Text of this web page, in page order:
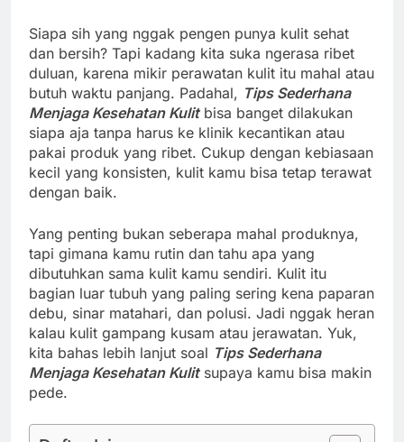
Siapa sih yang nggak pengen punya kulit sehat
dan bersih? Tapi kadang kita suka ngerasa ribet
duluan, karena mikir perawatan kulit itu mahal atau
butuh waktu panjang. Padahal, Tips Sederhana
Menjaga Kesehatan Kulitbisa banget dilakukan
siapa aja tanpa harus ke klinik kecantikan atau
pakai produk yang ribet. Cukup dengan kebiasaan
kecil yang konsisten, kulit kamu bisa tetap terawat
dengan baik.
Yang penting bukan seberapa mahal produknya,
tapi gimana kamu rutin dan tahu apa yang
dibutuhkan sama kulit kamu sendiri. Kulit itu
bagian luar tubuh yang paling sering kena paparan
debu, sinar matahari, dan polusi. Jadi nggak heran
kalau kulit gampang kusam atau jerawatan. Yuk,
kita bahas lebih lanjut soal Tips Sederhana
Menjaga Kesehatan Kulitsupaya kamu bisa makin
pede.